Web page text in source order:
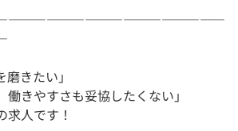
磨きたい」
働きやすさも妥協したくない」
求人です！